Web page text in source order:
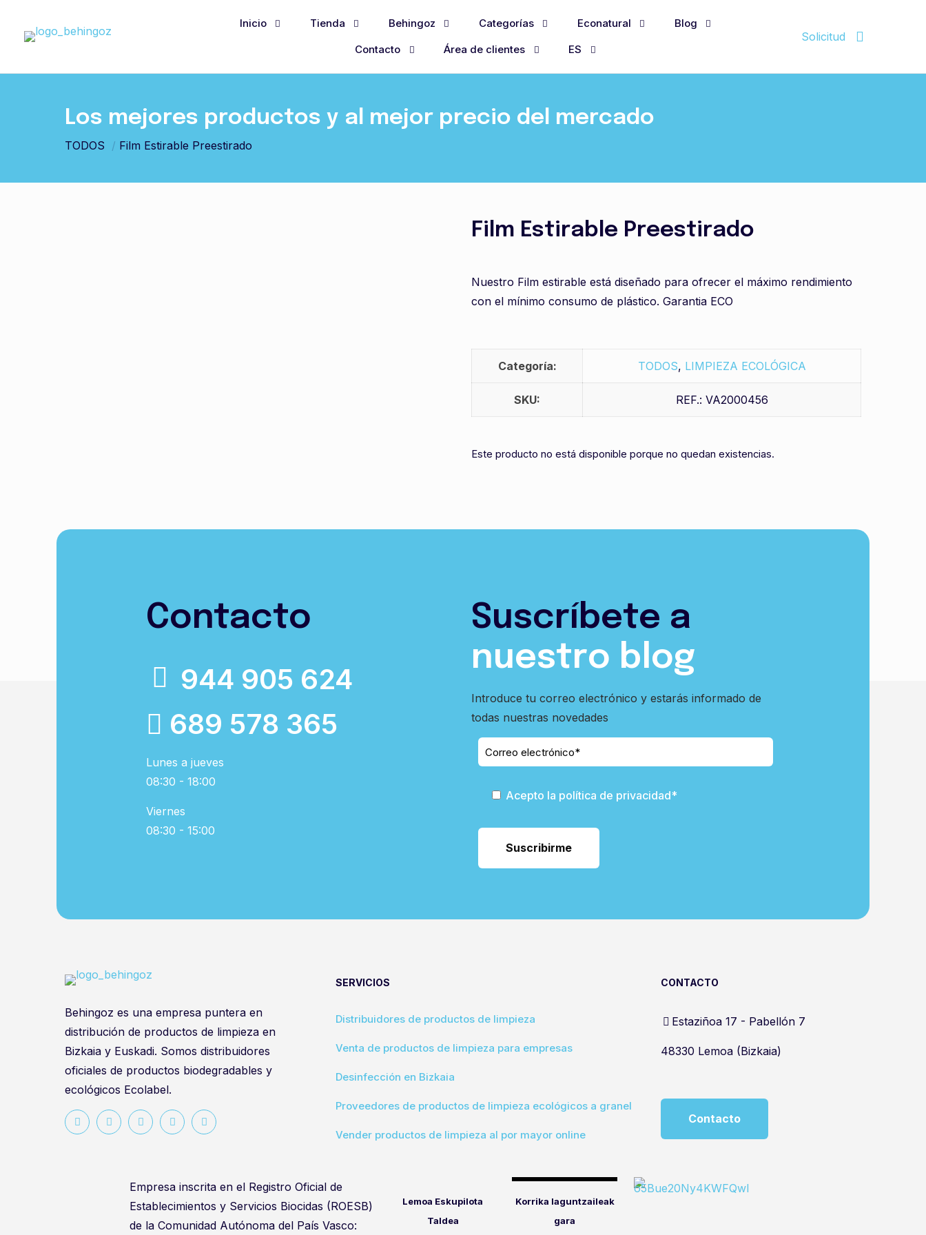
Inicio Tienda Behingoz Categorías Econatural
Blog
Contacto
Área de clientes ES
Solicitud
Los mejores productos y al mejor precio del mercado
TODOS / Film Estirable Preestirado
Film Estirable Preestirado
Nuestro Film estirable está diseñado para ofrecer el máximo rendimiento
con el mínimo consumo de plástico. Garantia ECO
Categoría: TODOS, LIMPIEZA ECOLÓGICA
SKU: REF.: VA2000456
Este producto no está disponible porque no quedan existencias.
Contacto
944 905 624
689 578 365
Lunes a jueves
08:30 - 18:00
Viernes
08:30 - 15:00
Suscríbete a
nuestro blog
Introduce tu correo electrónico y estarás informado de
todas nuestras novedades
Acepto la política de privacidad*
Behingoz es una empresa puntera en
distribución de productos de limpieza en
Bizkaia y Euskadi. Somos distribuidores
oficiales de productos biodegradables y
ecológicos Ecolabel.
SERVICIOS
Distribuidores de productos de limpieza
Venta de productos de limpieza para empresas
Desinfección en Bizkaia
Proveedores de productos de limpieza ecológicos a granel
Vender productos de limpieza al por mayor online
CONTACTO
Estaziñoa 17 - Pabellón 7
48330 Lemoa (Bizkaia)
Contacto
Empresa inscrita en el Registro Oficial de
Establecimientos y Servicios Biocidas (ROESB)
de la Comunidad Autónoma del País Vasco:
Lemoa Eskupilota
Taldea
Korrika laguntzaileak
gara